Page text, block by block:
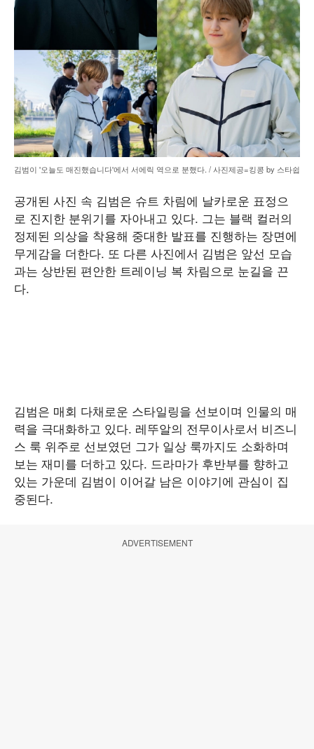
김범이 '오늘도 매진했습니다'에서 서에릭 역으로 분했다. / 사진제공=킹콩 by 스타쉽
공개된 사진 속 김범은 슈트 차림에 날카로운 표정으
로 진지한 분위기를 자아내고 있다. 그는 블랙 컬러의
정제된 의상을 착용해 중대한 발표를 진행하는 장면에
무게감을 더한다. 또 다른 사진에서 김범은 앞선 모습
과는 상반된 편안한 트레이닝 복 차림으로 눈길을 끈
다.
김범은 매회 다채로운 스타일링을 선보이며 인물의 매
력을 극대화하고 있다. 레뚜알의 전무이사로서 비즈니
스 룩 위주로 선보였던 그가 일상 룩까지도 소화하며
보는 재미를 더하고 있다. 드라마가 후반부를 향하고
있는 가운데 김범이 이어갈 남은 이야기에 관심이 집
중된다.
ADVERTISEMENT